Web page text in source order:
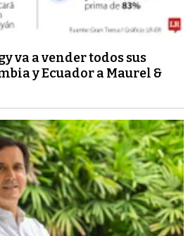
va a vender todos sus
y Ecuador a Maurel &